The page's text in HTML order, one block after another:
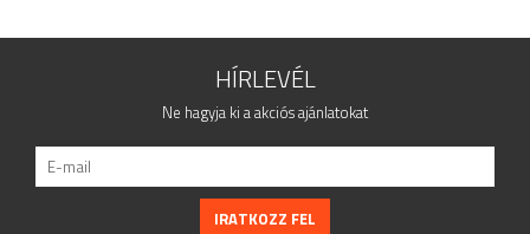
HÍRLEVÉL
Ne hagyja ki a akciós ajánlatokat